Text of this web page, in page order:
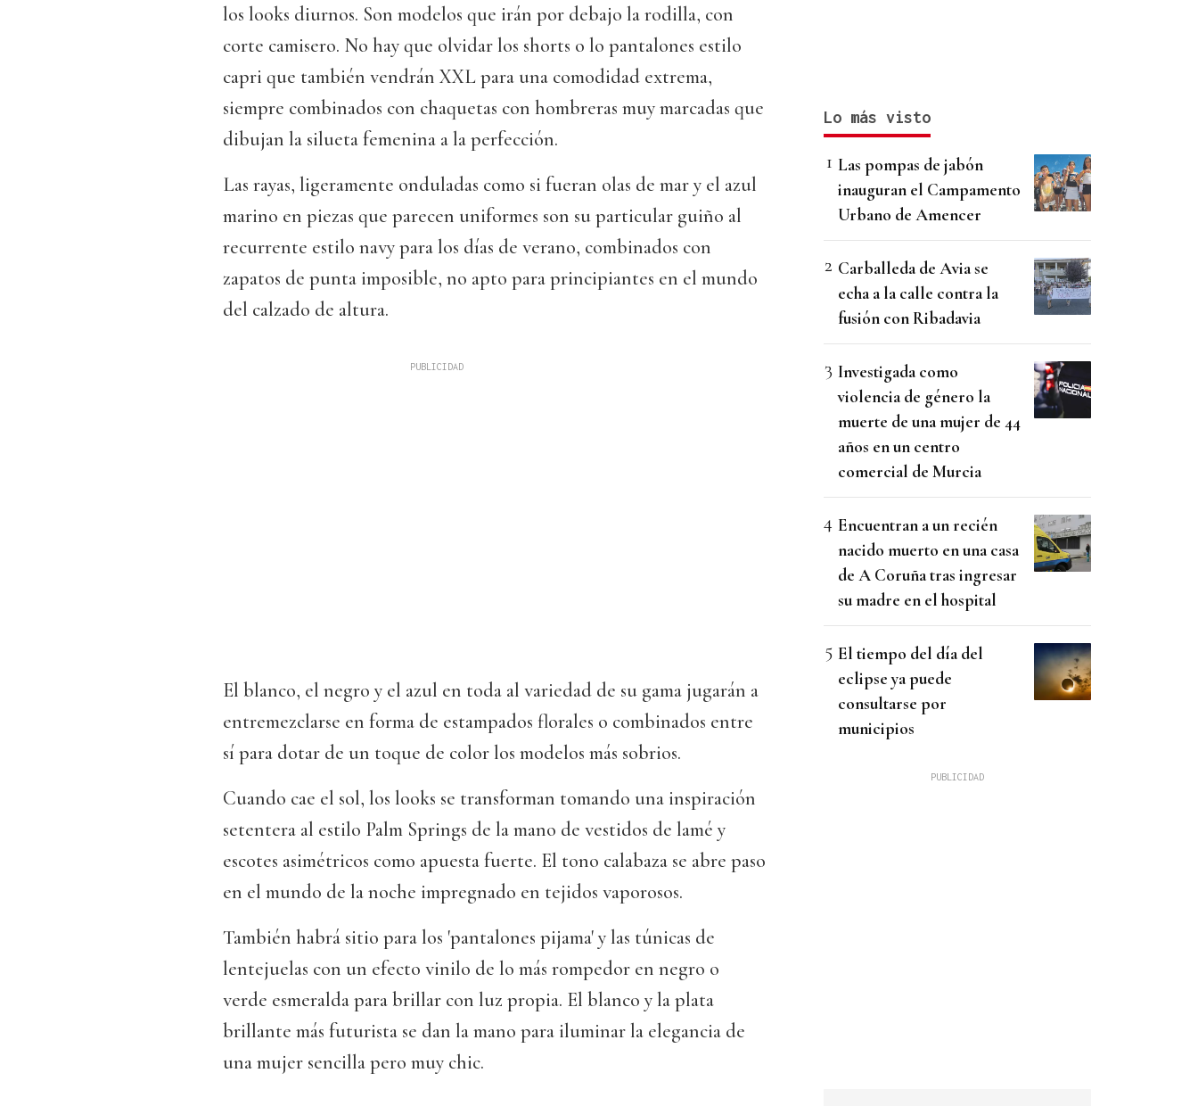
los looks diurnos. Son modelos que irán por debajo la rodilla, con
corte camisero. No hay que olvidar los shorts o lo pantalones estilo
capri que también vendrán XXL para una comodidad extrema,
siempre combinados con chaquetas con hombreras muy marcadas que
dibujan la silueta femenina a la perfección.
Las rayas, ligeramente onduladas como si fueran olas de mar y el azul
marino en piezas que parecen uniformes son su particular guiño al
recurrente estilo navy para los días de verano, combinados con
zapatos de punta imposible, no apto para principiantes en el mundo
del calzado de altura.
El blanco, el negro y el azul en toda al variedad de su gama jugarán a
entremezclarse en forma de estampados florales o combinados entre
sí para dotar de un toque de color los modelos más sobrios.
Cuando cae el sol, los looks se transforman tomando una inspiración
setentera al estilo Palm Springs de la mano de vestidos de lamé y
escotes asimétricos como apuesta fuerte. El tono calabaza se abre paso
en el mundo de la noche impregnado en tejidos vaporosos.
También habrá sitio para los 'pantalones pijama' y las túnicas de
lentejuelas con un efecto vinilo de lo más rompedor en negro o
verde esmeralda para brillar con luz propia. El blanco y la plata
brillante más futurista se dan la mano para iluminar la elegancia de
una mujer sencilla pero muy chic.
Lo más visto
Las pompas de jabón
inauguran el Campamento
Urbano de Amencer
Carballeda de Avia se
echa a la calle contra la
fusión con Ribadavia
Investigada como
violencia de género la
muerte de una mujer de 44
años en un centro
comercial de Murcia
Encuentran a un recién
nacido muerto en una casa
de A Coruña tras ingresar
su madre en el hospital
El tiempo del día del
eclipse ya puede
consultarse por
municipios